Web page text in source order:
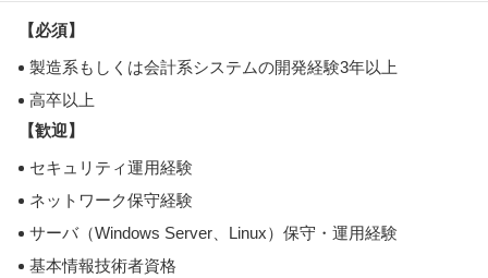
【必須】
製造系もしくは会計系システムの開発経験3年以上
高卒以上
【歓迎】
セキュリティ運用経験
ネットワーク保守経験
サーバ（Windows Server、Linux）保守・運用経験
基本情報技術者資格